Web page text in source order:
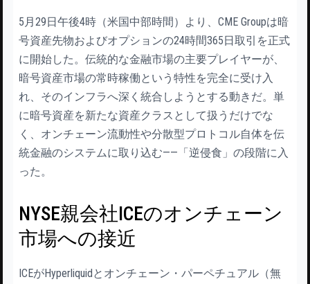
5月29日午後4時（米国中部時間）より、CME Groupは暗
号資産先物およびオプションの24時間365日取引を正式
に開始した。伝統的な金融市場の主要プレイヤーが、
暗号資産市場の常時稼働という特性を完全に受け入
れ、そのインフラへ深く統合しようとする動きだ。単
に暗号資産を新たな資産クラスとして扱うだけでな
く、オンチェーン流動性や分散型プロトコル自体を伝
統金融のシステムに取り込む——「逆侵食」の段階に入
った。
NYSE親会社ICEのオンチェーン
市場への接近
ICEがHyperliquidとオンチェーン・パーペチュアル（無